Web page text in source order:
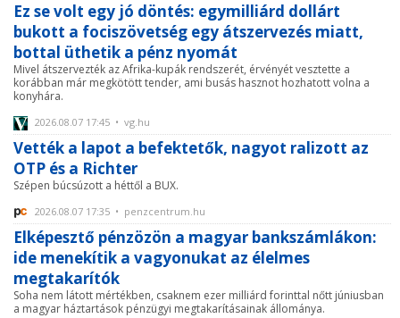
Ez se volt egy jó döntés: egymilliárd dollárt
bukott a fociszövetség egy átszervezés miatt,
bottal üthetik a pénz nyomát
Mivel átszervezték az Afrika-kupák rendszerét, érvényét vesztette a
korábban már megkötött tender, ami busás hasznot hozhatott volna a
konyhára.
2026.08.07 17:45 • vg.hu
Vették a lapot a befektetők, nagyot ralizott az
OTP és a Richter
Szépen búcsúzott a héttől a BUX.
2026.08.07 17:35 • penzcentrum.hu
Elképesztő pénzözön a magyar bankszámlákon:
ide menekítik a vagyonukat az élelmes
megtakarítók
Soha nem látott mértékben, csaknem ezer milliárd forinttal nőtt júniusban
a magyar háztartások pénzügyi megtakarításainak állománya.